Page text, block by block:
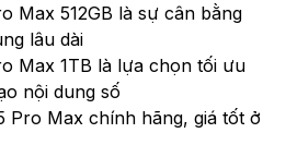
Max 512GB là sự cân bằng
lâu dài
Max 1TB là lựa chọn tối ưu
nội dung số
Pro Max chính hãng, giá tốt ở